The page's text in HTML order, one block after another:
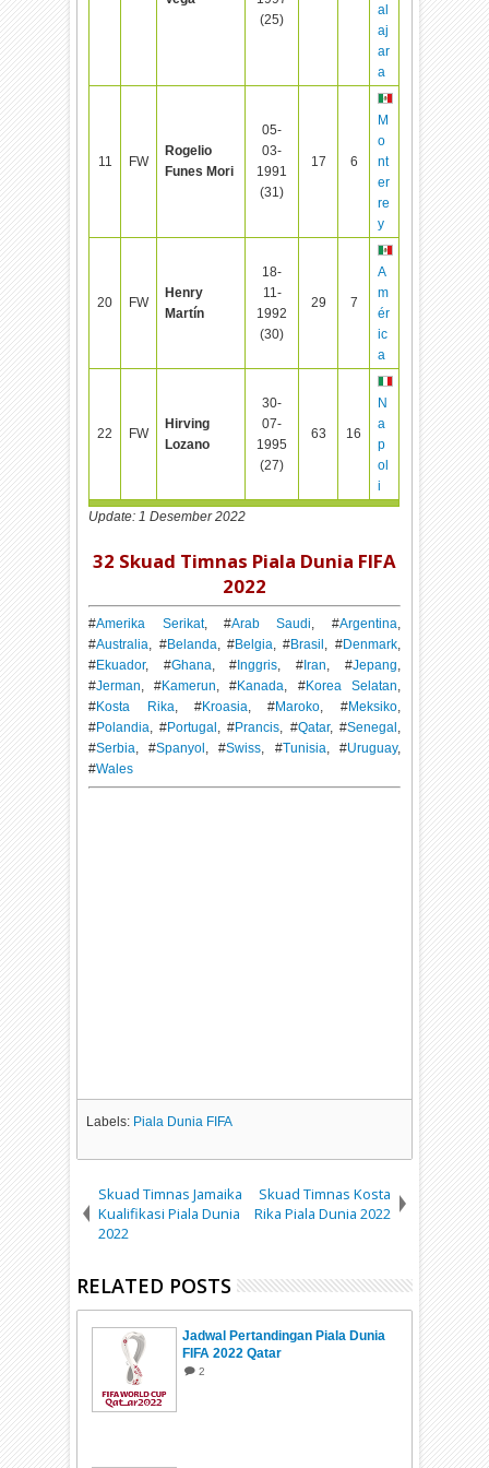
(25)
al
aj
ar
a
11 FW
Rogelio
Funes Mori
05-
03-
1991
(31)
17 6
M
o
nt
er
re
y
20 FW
Henry
Martín
18-
11-
1992
(30)
29 7
A
m
ér
ic
a
22 FW
Hirving
Lozano
30-
07-
1995
(27)
63 16
N
a
p
ol
i
Update: 1 Desember 2022
32 Skuad Timnas Piala Dunia FIFA
2022
#Amerika Serikat, #Arab Saudi , #Argentina
#Australia , #Belanda , #Belgia , #Brasil , #Denmark,
#Ekuador, #Ghana , #Inggris , #Iran , #Jepang
#Jerman , #Kamerun , #Kanada , #Korea Selatan
#Kosta Rika , #Kroasia , #Maroko , #Meksiko,
#Polandia , #Portugal , #Prancis , #Qatar, #Senegal
#Serbia , #Spanyol , #Swiss , #Tunisia , #Uruguay,
#Wales
Labels: Piala Dunia FIFA
Skuad Timnas Jamaika
Kualifikasi Piala Dunia
2022
Skuad Timnas Kosta
Rika Piala Dunia 2022
RELATED POSTS
Jadwal Pertandingan Piala Dunia
FIFA 2022 Qatar
2